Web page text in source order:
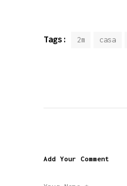
Tags: 2m casa
Add Your Comment